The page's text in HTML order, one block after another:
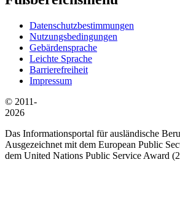
Datenschutzbestimmungen
Nutzungsbedingungen
Gebärdensprache
Leichte Sprache
Barrierefreiheit
Impressum
© 2011-
2026
Das Informationsportal für ausländische
Ausgezeichnet mit dem European Public
dem United Nations Public Service Award